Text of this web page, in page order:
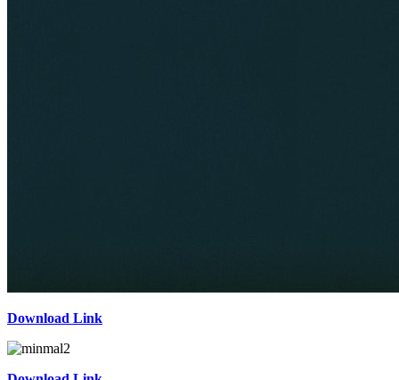
Download Link